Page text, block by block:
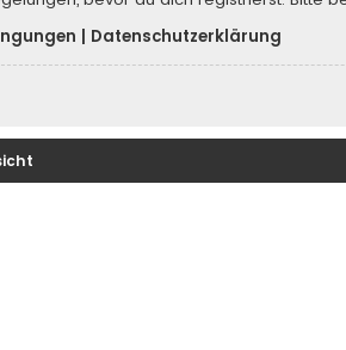
Datenschutzerklärung